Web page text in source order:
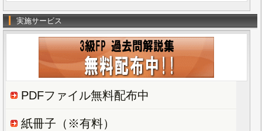
実施サービス
PDFファイル無料配布中
紙冊子（※有料）